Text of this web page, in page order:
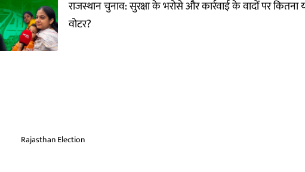
राजस्थान चुनाव: सुरक्षा के भरोसे और कार्रवाई के वादों पर
वोटर?
Rajasthan Election